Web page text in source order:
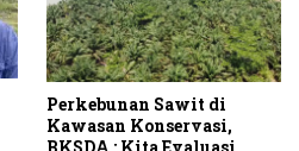
Perkebunan Sawit di
Kawasan Konservasi,